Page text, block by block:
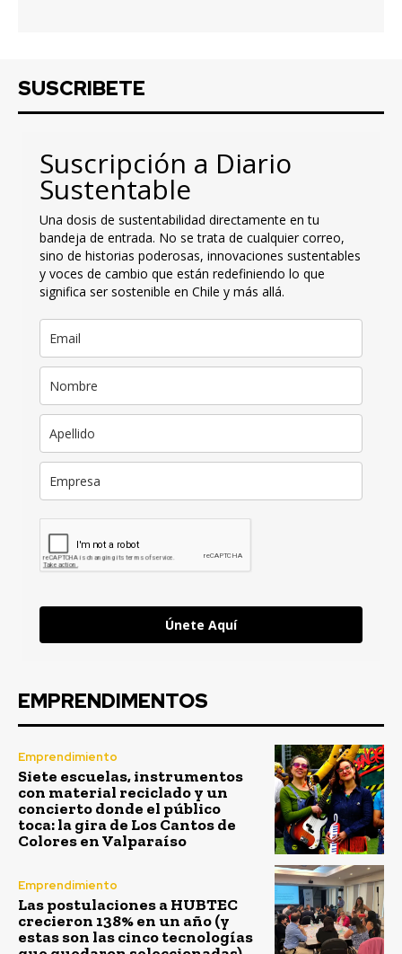
SUSCRIBETE
Suscripción a Diario
Sustentable
Una dosis de sustentabilidad directamente en tu
bandeja de entrada. No se trata de cualquier correo,
sino de historias poderosas, innovaciones sustentables
y voces de cambio que están redefiniendo lo que
significa ser sostenible en Chile y más allá.
Únete Aquí
EMPRENDIMENTOS
Emprendimiento
Siete escuelas, instrumentos
con material reciclado y un
concierto donde el público
toca: la gira de Los Cantos de
Colores en Valparaíso
Emprendimiento
Las postulaciones a HUBTEC
crecieron 138% en un año (y
estas son las cinco tecnologías